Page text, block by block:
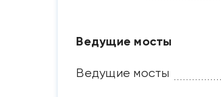
Ведущие мосты
Ведущие мосты